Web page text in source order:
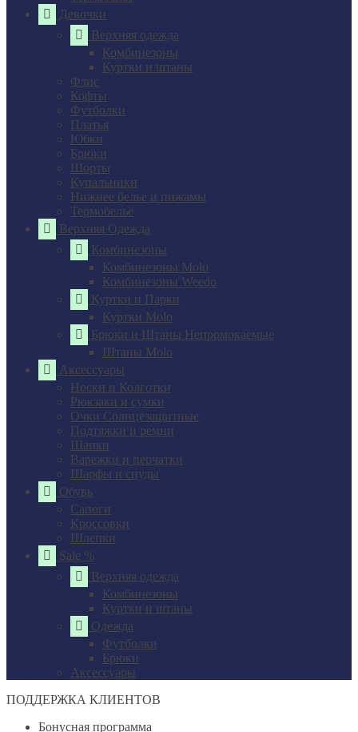
Девочки
Верхняя одежда
Комбинезоны
Куртки и штаны
Флис
Кофты
Футболки
Платья
Юбки
Брюки
Шорты
Купальники
Нижнее белье и пижамы
Термобельё
Верхняя Одежда
Комбинезоны
Комбинезоны Molo
Комбинезоны Weedo
Куртки и Парки
Куртки Molo
Брюки и Штаны Непромокаемые
Штаны Molo
Аксессуары
Носки и Колготки
Рюкзаки и сумки
Очки Солнцезащитные
Подтяжки и ремни
Шапки
Варежки и перчатки
Шарфы и снуды
Обувь
Сапоги
Кроссовки
Шлепки
Sale %
Верхняя одежда
Комбинезоны
Куртки и штаны
Одежда
Футболки
Брюки
Аксессуары
ПОДДЕРЖКА КЛИЕНТОВ
Бонусная программа